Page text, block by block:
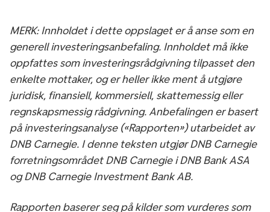
MERK: Innholdet i dette oppslaget er å anse som en
generell investeringsanbefaling. Innholdet må ikke
oppfattes som investeringsrådgivning tilpasset den
enkelte mottaker, og er heller ikke ment å utgjøre
juridisk, finansiell, kommersiell, skattemessig eller
regnskapsmessig rådgivning. Anbefalingen er basert
på investeringsanalyse («Rapporten») utarbeidet av
DNB Carnegie. I denne teksten utgjør DNB Carnegie
forretningsområdet DNB Carnegie i DNB Bank ASA
og DNB Carnegie Investment Bank AB.
Rapporten baserer seg på kilder som vurderes som